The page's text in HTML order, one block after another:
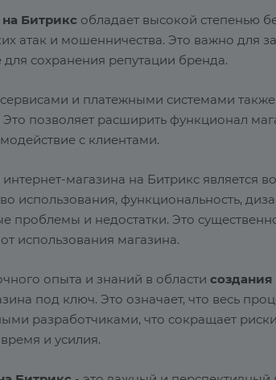
Битрикс обладает высокой степенью
атак и мошенничества. Это важно для
сохранения репутации бренда.
и платежными системами
позволяет расширить функционал
с клиентами.
магазина на Битрикс является
использования, функциональность,
проблемы и недостатки. Это
использования магазина.
опыта и знаний в области создания
под ключ. Это означает, что весь
разработчиками, что сокращает
и усилия.